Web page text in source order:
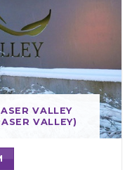
VALLEY
VALLEY)